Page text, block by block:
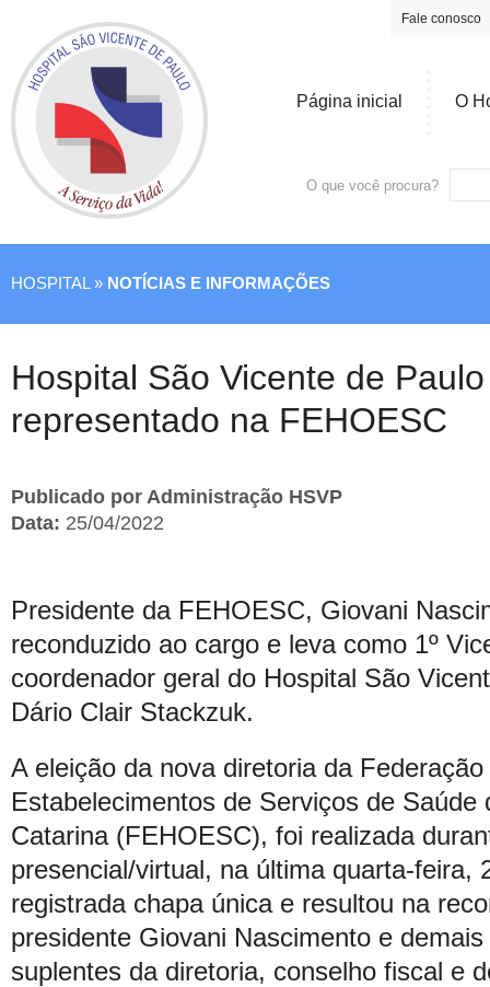
Fale conosco
Página inicial O
O que você procura?
HOSPITAL » NOTÍCIAS E INFORMAÇÕES
Hospital São Vicente de
representado na FEHOESC
Publicado por Administração HSVP
Data: 25/04/2022
Presidente da FEHOESC, Giovani
reconduzido ao cargo e leva como 1º
coordenador geral do Hospital São
Dário Clair Stackzuk.
A eleição da nova diretoria da
Estabelecimentos de Serviços de Saúde
Catarina (FEHOESC), foi realizada
presencial/virtual, na última quarta-feira,
registrada chapa única e resultou na
presidente Giovani Nascimento e
suplentes da diretoria, conselho fiscal e